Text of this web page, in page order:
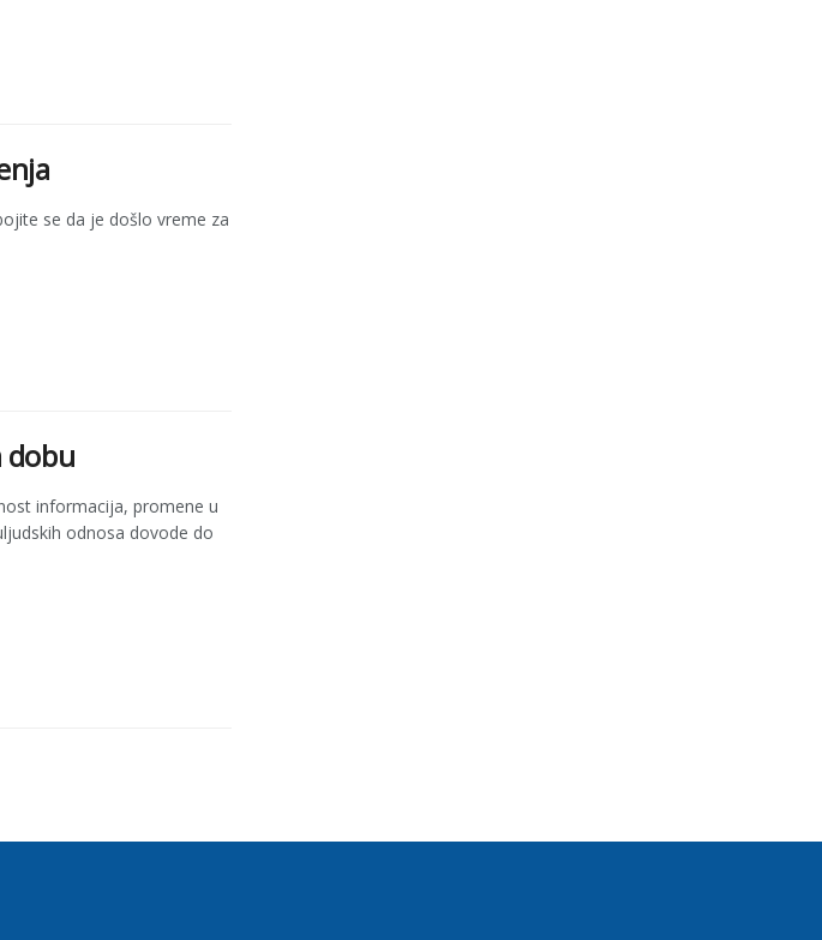
se da je došlo vreme za
dobu
informacija, promene u
odnosa dovode do